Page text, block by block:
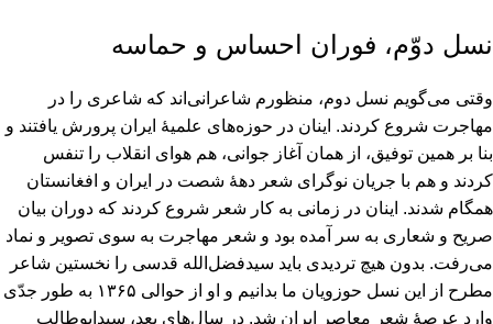
نسل دوّم‌، فوران احساس و حماسه‌
وقتی می‌گویم نسل دوم‌، منظورم شاعرانی‌اند که شاعری را در
مهاجرت شروع کردند. اینان در حوزه‌های علمیۀ ایران پرورش یافتند و
بنا بر همین توفیق‌، از همان آغاز جوانی‌، هم هوای انقلاب را تنفس
کردند و هم با جریان نوگرای شعر دهۀ شصت در ایران و افغانستان
همگام شدند. اینان در زمانی به کار شعر شروع کردند که دوران بیان
صریح و شعاری به سر آمده بود و شعر مهاجرت به سوی تصویر و نماد
می‌رفت‌. بدون هیچ تردیدی باید سیدفضل‌الله قدسی را نخستین شاعر
مطرح از این نسل حوزویان ما بدانیم و او از حوالی ۱۳۶۵ به طور جدّی
وارد عرصۀ شعر معاصر ایران شد. در سال‌های بعد، سیدابوطالب